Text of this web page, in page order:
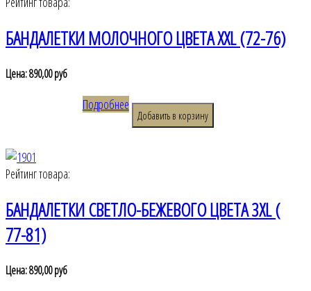
БАНДАЛЕТКИ МОЛОЧНОГО ЦВЕТА XXL (72-76)
Цена:890,00 руб
Подробнее
Рейтинг товара:
БАНДАЛЕТКИ СВЕТЛО-БЕЖЕВОГО ЦВЕТА 3XL (
77-81)
Цена:890,00 руб